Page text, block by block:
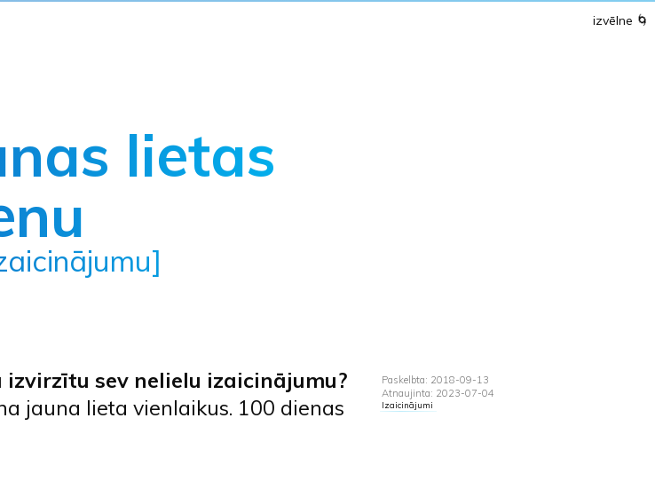
izvēlne 🌀
lietas
Paskelbta: 2018-09-13
Atnaujinta: 2023-07-04
Izaicinājumi
sev nelielu izaicinājumu?
jauna lieta vienlaikus. 100 dienas